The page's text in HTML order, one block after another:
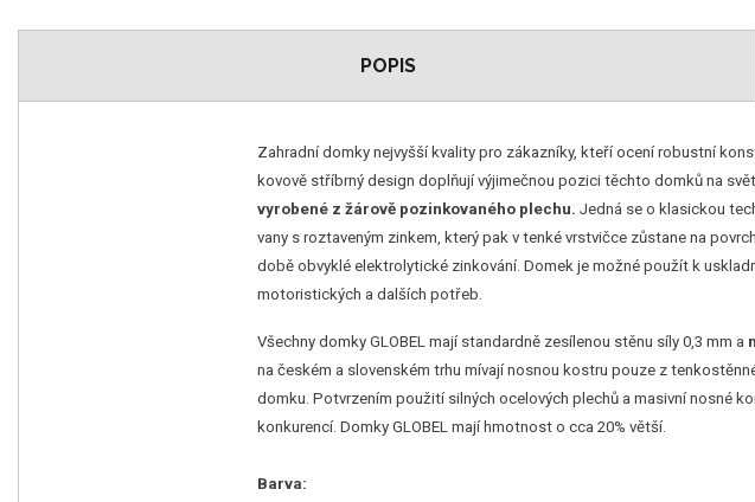
POPIS
Zahradní domky nejvyšší kvality pro zákazníky, kteří ocení robustní
kovově stříbrný design doplňují výjimečnou pozici těchto domků na
vyrobené z žárově pozinkovaného plechu. Jedná se o klasickou
vany s roztaveným zinkem, který pak v tenké vrstvičce zůstane na
době obvyklé elektrolytické zinkování. Domek je možné použít k
motoristických a dalších potřeb.
Všechny domky GLOBEL mají standardně zesílenou stěnu síly 0,3 mm a
na českém a slovenském trhu mívají nosnou kostru pouze z
domku. Potvrzením použití silných ocelových plechů a masivní nosné
konkurencí. Domky GLOBEL mají hmotnost o cca 20% větší.
Barva: